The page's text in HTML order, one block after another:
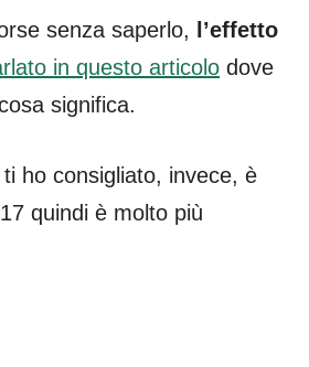
senza saperlo,
l’effetto
in questo articolo dove
significa.
ho consigliato, invece, è
quindi è molto più